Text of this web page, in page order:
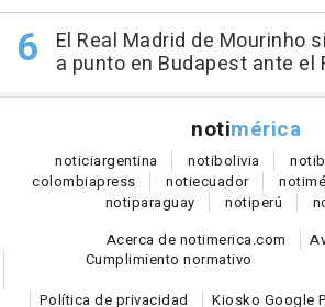
El Real Madrid de Mourinho
a punto en Budapest ante el
notimérica
noticiargentina notibolivia noti
colombiapress notiecuador noti
notiparaguay notiperú
Acerca de notimerica.com
Cumplimiento normativo
Política de privacidad
Kiosko Google